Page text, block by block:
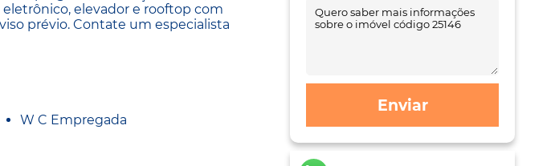
elevador e rooftop com
prévio. Contate um especialista
W C Empregada
Enviar